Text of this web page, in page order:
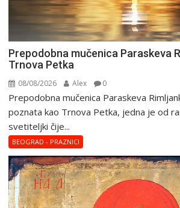
Prepodobna mučenica Paraskeva
Trnova Petka
08/08/2026 Alex 0
Prepodobna mučenica Paraskeva
poznata kao Trnova Petka, jedna je od
svetiteljki čije...
BEOGRAD - PRAZNICI